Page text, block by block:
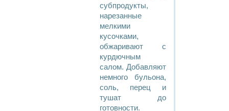
субпродукты,
нарезанные
мелкими
кусочками,
обжаривают с
курдючным
салом. Добавляют
немного бульона,
соль, перец и
тушат до
готовности.